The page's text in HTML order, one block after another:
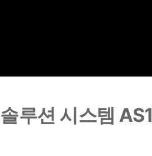
루션 시스템 AS1